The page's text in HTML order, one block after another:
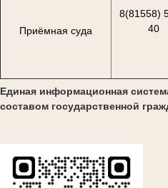
Приёмная суда
8(81558)
40
Единая информационная
составом государственной